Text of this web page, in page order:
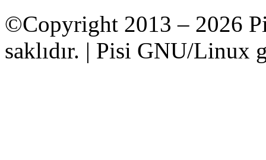
©Copyright 2013 – 2026
saklıdır. | Pisi GNU/Linux